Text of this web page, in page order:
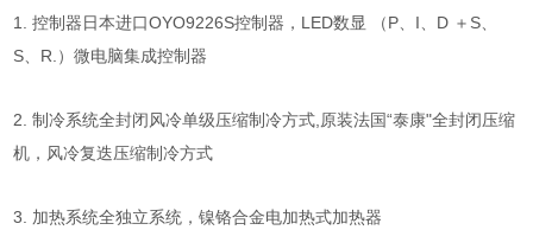
1.控制器日本进口OYO9226S控制器，LED数显 （P、I D ＋S
S、 R.）微电脑集成控制器
2.制冷系统全封闭风冷单级压缩制冷方式,原装法国“泰康"全封闭压缩
机，风冷复迭压缩制冷方式
3. 加热系统全独立系统，镍铬合金电加热式加热器